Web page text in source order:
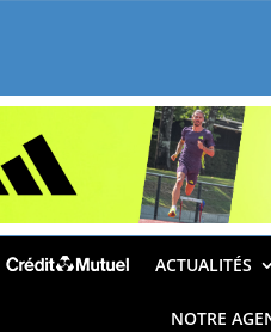
ACTUALITÉS
NOTRE